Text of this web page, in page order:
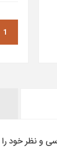
و نظر خود